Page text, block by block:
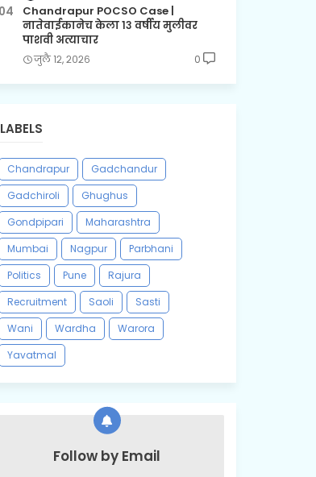
Chandrapur POCSO Case |
नातेवाईकानेच केला १३ वर्षीय मुलीवर
पाशवी अत्याचार
जुलै १२, २०२६ 0
LABELS
Chandrapur
Gadchandur
Gadchiroli
Ghughus
Gondpipari
Maharashtra
Mumbai
Nagpur
Parbhani
Politics
Pune
Rajura
Recruitment
Saoli
Sasti
Wani
Wardha
Warora
Yavatmal
Follow by Email